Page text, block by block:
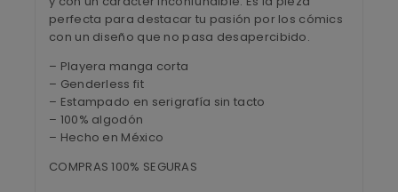
perfecta para destacar tu pasión por los cómics
con un diseño que no pasa desapercibido.
– Playera manga corta
– Genderless fit
– Estampado en serigrafía sin tacto
– 100% algodón
– Hecho en México
COMPRAS 100% SEGURAS